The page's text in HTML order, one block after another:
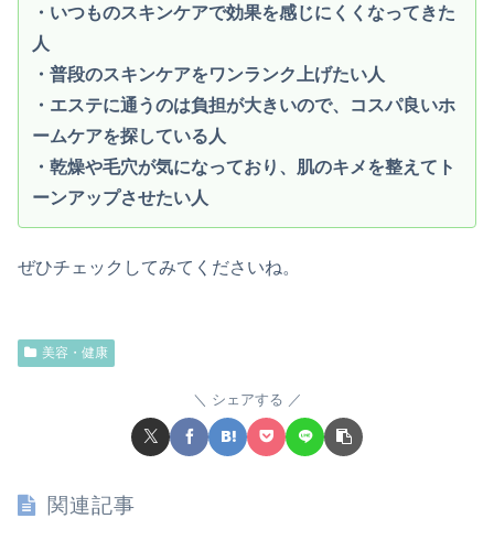
・いつものスキンケアで効果を感じにくくなってきた
人
・普段のスキンケアをワンランク上げたい人
・エステに通うのは負担が大きいので、コスパ良いホ
ームケアを探している人
・乾燥や毛穴が気になっており、肌のキメを整えてト
ーンアップさせたい人
ぜひチェックしてみてくださいね。
美容・健康
シェアする
関連記事